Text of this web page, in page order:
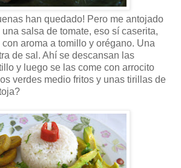
han quedado! Pero me antojado
salsa de tomate, eso sí caserita,
aroma a tomillo y orégano. Una
de sal. Ahí se descansan las
y luego se las come con arrocito
verdes medio fritos y unas tirillas de